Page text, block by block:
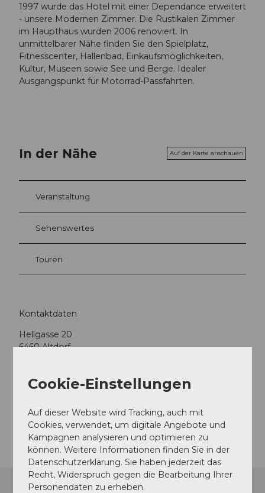
1997 wurde das Hotel mit einer Dependance erweitert
- unsere Modernen Zimmer. Die Rustikalen Zimmer
im Haupthaus wurden 2006 renoviert. In
unmittelbarer Nähe finden Sie den Spielplatz,
Fitnesscenter, Hallenbad, Einkaufsmöglichkeiten,
Kultur, Museen sowie See und Berge. Idealer
Ausgangspunkt für Motorrad-Passfahrten.
In der Nähe Auf der Karte anschauen
Veranstaltung
Sehenswertes
Touren
Kontaktdaten
Hellgasse 20
6460Altdorf
info@hotel-hoefli.ch
Anreise
Cookie-Einstellungen
Auf dieser Website wird Tracking, auch mit
Cookies, verwendet, um digitale Angebote und
Kampagnen analysieren und optimieren zu
können. Weitere Informationen finden Sie in der
Datenschutzerklärung. Sie haben jederzeit das
Recht, Widerspruch gegen die Bearbeitung Ihrer
Personendaten zu erheben.